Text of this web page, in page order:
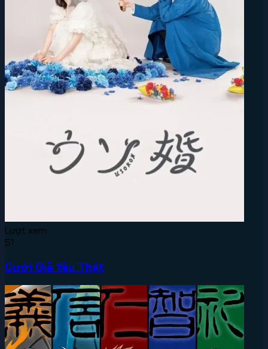
Lượt xem:
51
Cưới Giả Yêu Thật